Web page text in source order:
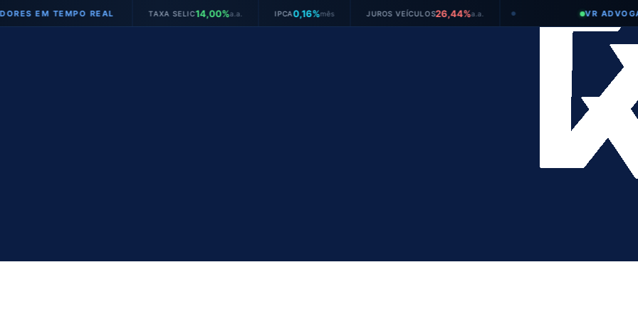
TEMPO REAL TAXA SELIC14,00%a.a. IPCA 0,16%mês JUROS VEÍCULOS26,44%a.a. ● VR ADVOGADOS